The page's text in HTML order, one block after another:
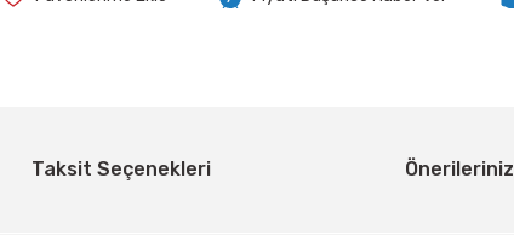
Taksit Seçenekleri Önerileriniz